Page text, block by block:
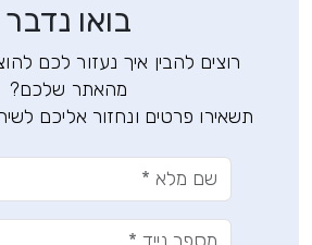
בואו נדבר
רוצים להבין איך נעזור לכם
מהאתר שלכם?
תשאירו פרטים ונחזור אליכם